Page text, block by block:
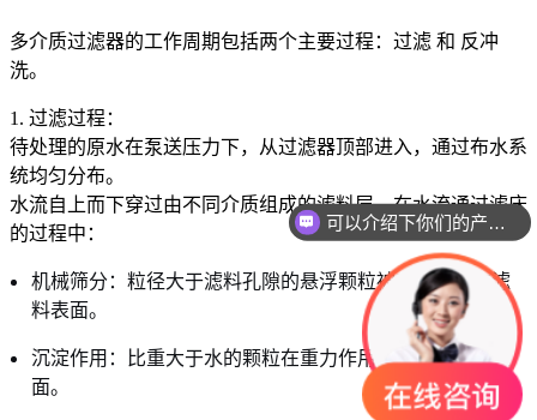
多介质过滤器的工作周期包括两个主要过程：过滤 和 反冲
洗。
1. 过滤过程：
待处理的原水在泵送压力下，从过滤器顶部进入，通过布水系
统均匀分布。
水流自上而下穿过由不同介质组成的滤料层。在水流通过滤床
的过程中：
机械筛分：粒径大于滤料孔隙的悬浮颗粒被直接截留在滤
料表面。
沉淀作用：比重大于水的颗粒在重力作用下沉降到滤料表
面。
可以介绍下你们的产品么